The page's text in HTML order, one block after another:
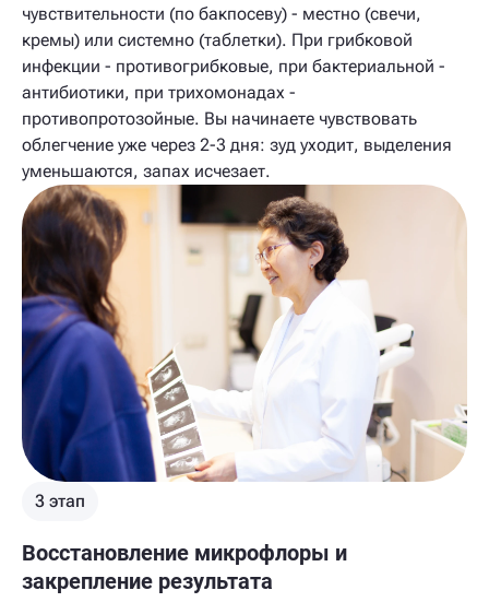
чувствительности (по бакпосеву) - местно (свечи,
кремы) или системно (таблетки). При грибковой
инфекции - противогрибковые, при бактериальной -
антибиотики, при трихомонадах -
противопротозойные. Вы начинаете чувствовать
облегчение уже через 2-3 дня: зуд уходит, выделения
уменьшаются, запах исчезает.
3 этап
Восстановление микрофлоры и
закрепление результата